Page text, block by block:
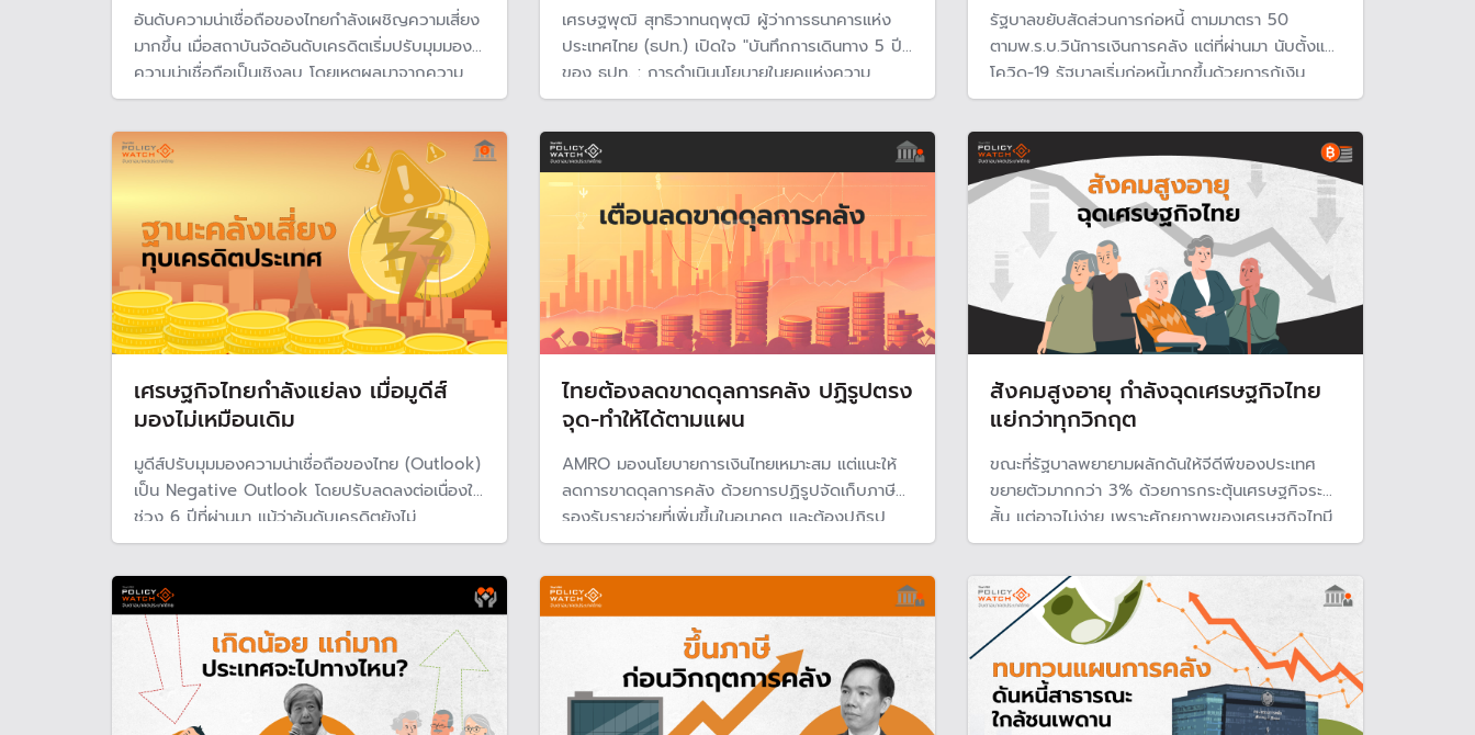
อันดับความน่าเชื่อถือของไทยกำลังเผชิญความเสี่ยง
มากขึ้น เมื่อสถาบันจัดอันดับเครดิตเริ่มปรับมุมมอง
ความน่าเชื่อถือเป็นเชิงลบ โดยเหตุผลมาจากความ
เสี่ยงด้านฐานะการคลัง ทำให้รัฐบาลยังคงดำเนิน
ต้องกู้เงินเพื่อมาใช้จ่าย ส่งผลให้หนี้สาธารณะเพิ่มขึ้น
เศรษฐพุฒิ สุทธิวาทนฤพุฒิ ผู้ว่าการธนาคารแห่ง
ประเทศไทย (ธปท.) เปิดใจ "บันทึกการเดินทาง 5 ปี
ของ ธปท. : การดำเนินนโยบายในยุคแห่งความ
ท้าทาย" ในการแถลง "ผู้ว่าการพบสื่อมวลชน (Meet
"เศรษฐพุฒิ" ในตำแหน่งผู้ว่าฯ
รัฐบาลขยับสัดส่วนการก่อหนี้ ตามมาตรา 50
ตามพ.ร.บ.วินัการเงินการคลัง แต่ที่ผ่านมา นับตั้งแต่
โควิด-19 รัฐบาลเริ่มก่อหนี้มากขึ้นด้วยการกู้เงิน
นอกจากการกู้เงินเพื่อชดเชยงบประมาณขาดดุลแล้ว
ต้องขยายเพดานก่อหนี้ มีความเสี่ยงด้านความเชื่อมั่น
เศรษฐกิจไทยกำลังแย่ลง เมื่อมูดีส์
มองไม่เหมือนเดิม
มูดีส์ปรับมุมมองความน่าเชื่อถือของไทย (Outlook)
เป็น Negative Outlook โดยปรับลดลงต่อเนื่องใน
ช่วง 6 ปีที่ผ่านมา แม้ว่าอันดับเครดิตยังไม่
เปลี่ยนแปลง แต่เป็นสัญญาณว่าเศรษฐกิจไทยกำลัง
คลังของประเทศ
ไทยต้องลดขาดดุลการคลัง ปฏิรูปตรง
จุด-ทำให้ได้ตามแผน
AMRO มองนโยบายการเงินไทยเหมาะสม แต่แนะให้
ลดการขาดดุลการคลัง ด้วยการปฏิรูปจัดเก็บภาษี
รองรับรายจ่ายที่เพิ่มขึ้นในอนาคต และต้องปฏิรูป
เศรษฐกิจเพื่อเพิ่มศักยภาพในระยะยาว ทำให้ตรงจุด
สังคมสูงอายุ กำลังฉุดเศรษฐกิจไทย
แย่กว่าทุกวิกฤต
ขณะที่รัฐบาลพยายามผลักดันให้จีดีพีของประเทศ
ขยายตัวมากกว่า 3% ด้วยการกระตุ้นเศรษฐกิจระยะ
สั้น แต่อาจไม่ง่าย เพราะศักยภาพของเศรษฐกิจไทมี
แนวโน้มขยายตัวต่ำกว่า 2% เนื่องจากปัญหา
สังคมสูงอายุ ทำให้ศักยภาพแต่กว่าทุกวิกฤตที่ผ่าน
มา